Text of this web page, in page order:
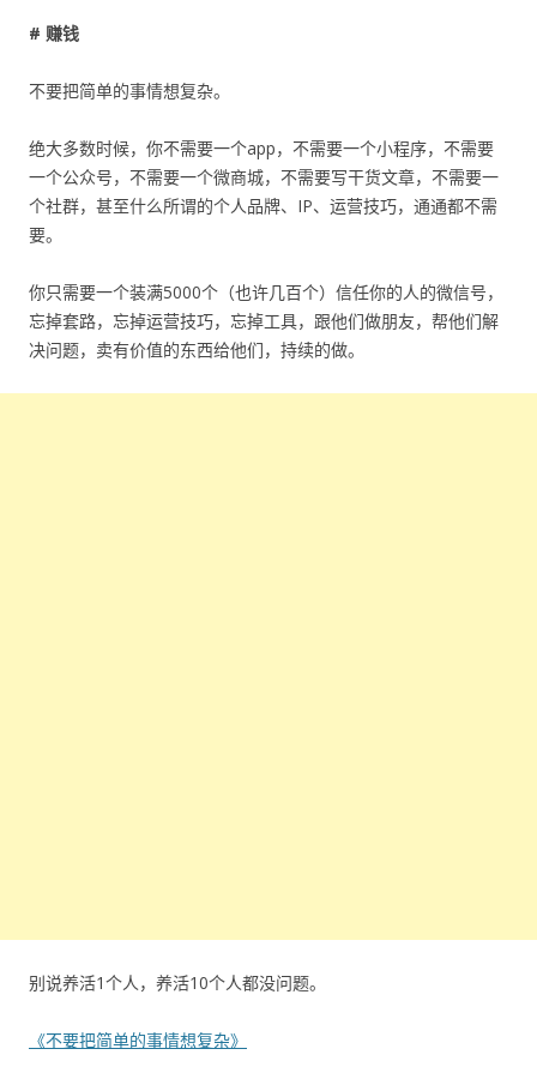
# 赚钱
不要把简单的事情想复杂。
绝大多数时候，你不需要一个app，不需要一个小程序，不需要
一个公众号，不需要一个微商城，不需要写干货文章，不需要一
个社群，甚至什么所谓的个人品牌、IP、运营技巧，通通都不需
要。
你只需要一个装满5000个（也许几百个）信任你的人的微信号，
忘掉套路，忘掉运营技巧，忘掉工具，跟他们做朋友，帮他们解
决问题，卖有价值的东西给他们，持续的做。
别说养活1个人，养活10个人都没问题。
《不要把简单的事情想复杂》